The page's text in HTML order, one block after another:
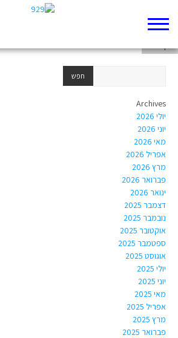
Archives
יולי 2026
יוני 2026
מאי 2026
אפריל 2026
מרץ 2026
פברואר 2026
ינואר 2026
דצמבר 2025
נובמבר 2025
אוקטובר 2025
ספטמבר 2025
אוגוסט 2025
יולי 2025
יוני 2025
מאי 2025
אפריל 2025
מרץ 2025
פברואר 2025